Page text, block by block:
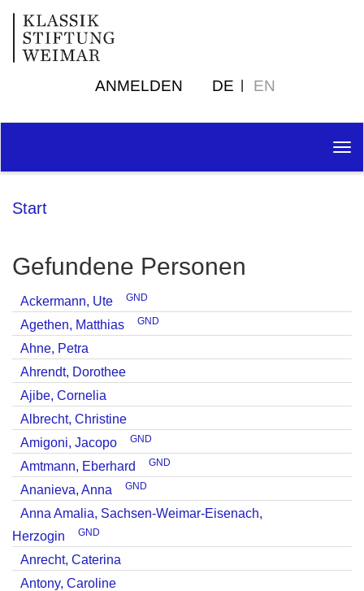
ANMELDEN DE EN
Start
Gefundene Personen
Ackermann, Ute GND
Agethen, Matthias GND
Ahne, Petra
Ahrendt, Dorothee
Ajibe, Cornelia
Albrecht, Christine
Amigoni, Jacopo
GND
Amtmann, Eberhard GND
Ananieva, Anna GND
Anna Amalia, Sachsen-Weimar-Eisenach,
Herzogin
GND
Anrecht, Caterina
Antony, Caroline